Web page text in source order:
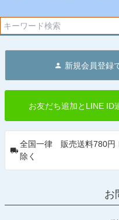
新規会員登録
お友だち追加とLINE ID
全国一律 販売送料780
除く
お